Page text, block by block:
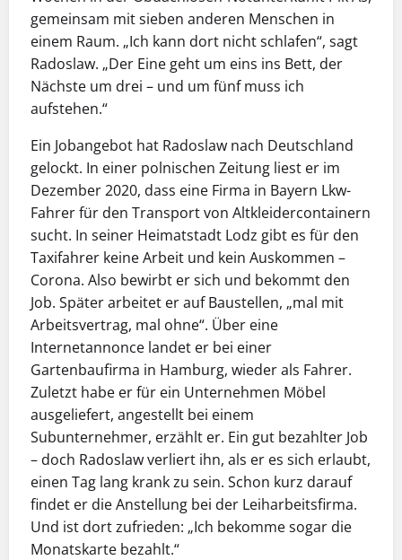
gemeinsam mit sieben anderen Menschen in
einem Raum. „Ich kann dort nicht schlafen“, sagt
Radoslaw. „Der Eine geht um eins ins Bett, der
Nächste um drei – und um fünf muss ich
aufstehen.“
Ein Jobangebot hat Radoslaw nach Deutschland
gelockt. In einer polnischen Zeitung liest er im
Dezember 2020, dass eine Firma in Bayern Lkw-
Fahrer für den Transport von Altkleidercontainern
sucht. In seiner Heimatstadt Lodz gibt es für den
Taxifahrer keine Arbeit und kein Auskommen –
Corona. Also bewirbt er sich und bekommt den
Job. Später arbeitet er auf Baustellen, „mal mit
Arbeitsvertrag, mal ohne“. Über eine
Internetannonce landet er bei einer
Gartenbaufirma in Hamburg, wieder als Fahrer.
Zuletzt habe er für ein Unternehmen Möbel
ausgeliefert, angestellt bei einem
Subunternehmer, erzählt er. Ein gut bezahlter Job
– doch Radoslaw verliert ihn, als er es sich erlaubt,
­einen Tag lang krank zu sein. Schon kurz darauf
findet er die Anstellung bei der Leiharbeitsfirma.
Und ist dort ­zufrieden: „Ich bekomme sogar die
Monatskarte bezahlt.“